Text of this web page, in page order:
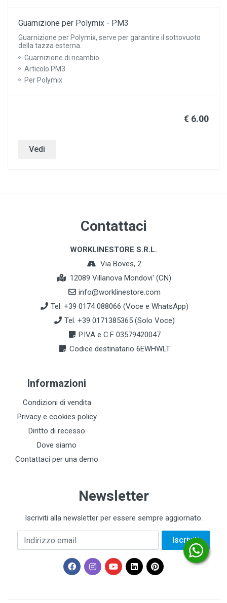
Guarnizione per Polymix - PM3
Guarnizione per Polymix, serve per garantire il sottovuoto
della tazza esterna.
Guarnizione di ricambio
Articolo PM3
Per Polymix
€ 6.00
Vedi
Contattaci
WORKLINESTORE S.R.L.
Via Boves, 2
12089 Villanova Mondovi' (CN)
info@worklinestore.com
Tel. +39 0174 088066 (Voce e WhatsApp)
Tel. +39 0171385365 (Solo Voce)
P.IVA e C.F 03579420047
Codice destinatario 6EWHWLT
Informazioni
Condizioni di vendita
Privacy e cookies policy
Diritto di recesso
Dove siamo
Contattaci per una demo
Newsletter
Iscriviti alla newsletter per essere sempre aggiornato.
Indirizzo email Iscriviti